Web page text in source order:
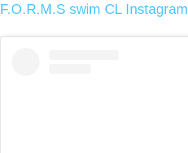
F.O.R.M.S swim CL Instagram